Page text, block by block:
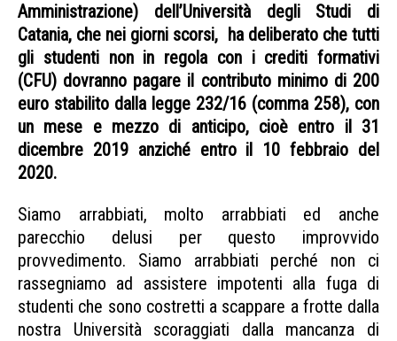
Amministrazione) dell’Università degli Studi di
Catania, che nei giorni scorsi, ha deliberato che tutti
gli studenti non in regola con i crediti formativi
(CFU) dovranno pagare il contributo minimo di 200
euro stabilito dalla legge 232/16 (comma 258), con
un mese e mezzo di anticipo, cioè entro il 31
dicembre 2019 anziché entro il 10 febbraio del
2020.
Siamo arrabbiati, molto arrabbiati ed anche
parecchio delusi per questo improvvido
provvedimento. Siamo arrabbiati perché non ci
rassegniamo ad assistere impotenti alla fuga di
studenti che sono costretti a scappare a frotte dalla
nostra Università scoraggiati dalla mancanza di